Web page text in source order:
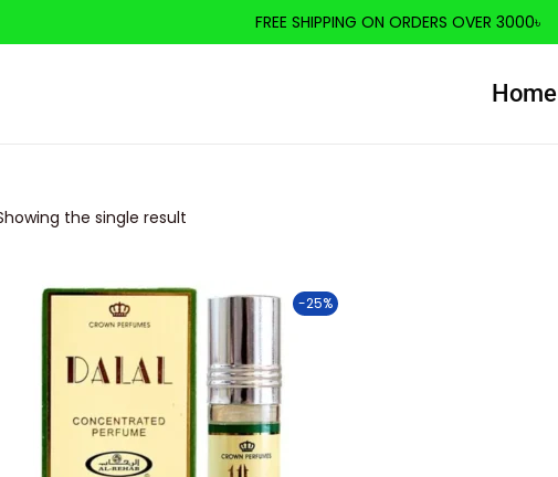
FREE SHIPPING ON ORDERS OVER 3000৳
Home
the single result
-25%